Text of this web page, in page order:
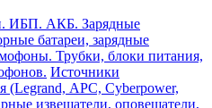
ИБП. АКБ. Зарядные
батареи, зарядные
Трубки, блоки питания,
Источники
(Legrand, АРС, Cyberpower,
извещатели, оповещатели,